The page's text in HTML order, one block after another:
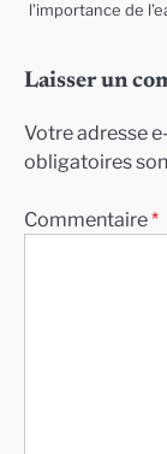
l’importance de
Laisser un
Votre adresse
obligatoires
Commentaire*